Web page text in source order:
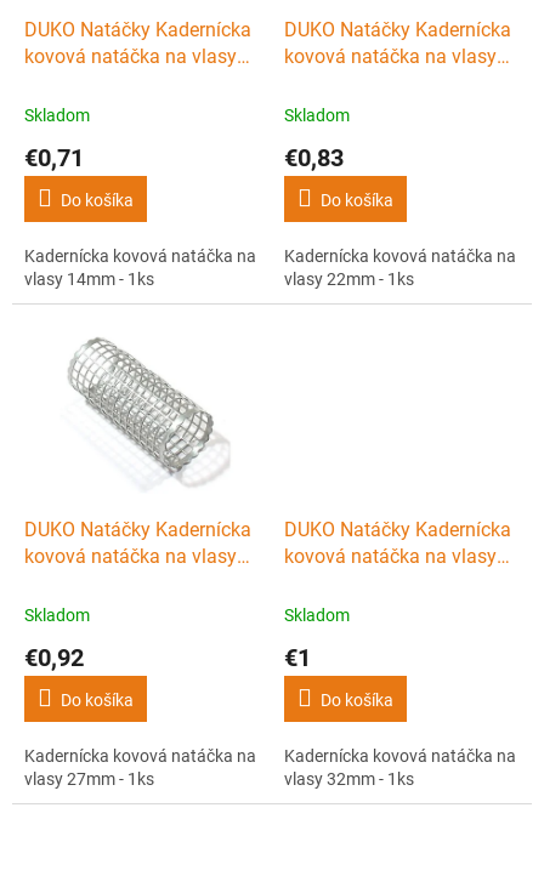
DUKO Natáčky Kadernícka
kovová natáčka na vlasy
Skladom
€0,71
Do košíka
Kadernícka kovová natáčka na
vlasy 14mm - 1ks
DUKO Natáčky Kadernícka
kovová natáčka na vlasy
Skladom
€0,83
Do košíka
Kadernícka kovová natáčka na
vlasy 22mm - 1ks
DUKO Natáčky Kadernícka
kovová natáčka na vlasy
Skladom
€0,92
Do košíka
Kadernícka kovová natáčka na
vlasy 27mm - 1ks
DUKO Natáčky Kadernícka
kovová natáčka na vlasy
Skladom
€1
Do košíka
Kadernícka kovová natáčka na
vlasy 32mm - 1ks